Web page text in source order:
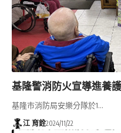
基隆警消防火宣導進養
基隆市消防局安樂分隊於1…
江 育銓2024/11/22